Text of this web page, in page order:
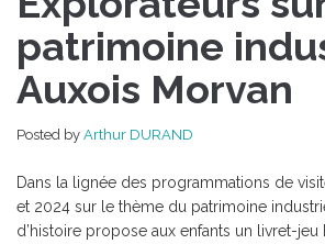
jeu
sur
le
Auxois
patrimoine
Auxois Morvan
Posted by Arthur DURAND
Dans la lignée des programmations de
et 2024 sur le thème du patrimoine
d’histoire propose aux enfants un livret-